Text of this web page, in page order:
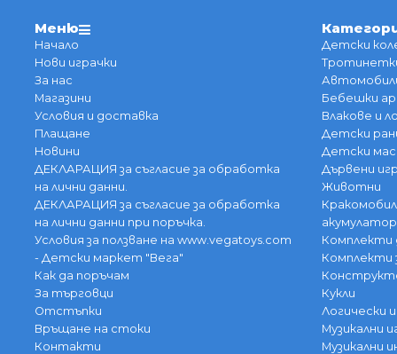
Меню
Начало
Нови играчки
За нас
Магазини
Условия и доставка
Плащане
Новини
ДЕКЛАРАЦИЯ за съгласие за обработка
на лични данни.
ДЕКЛАРАЦИЯ за съгласие за обработка
на лични данни при поръчка.
Условия за ползване на www.vegatoys.com
- Детски маркет "Вега"
Как да поръчам
За търговци
Отстъпки
Връщане на стоки
Контакти
Детски
Бебешки
Влакове и
Детски
Детски
Дървени
Животни
Комплекти
Комплекти
Кукли
Логически
Музикални
Музикални